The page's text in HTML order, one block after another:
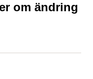
om ändring